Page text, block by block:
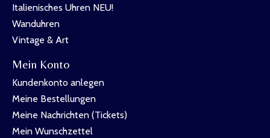
Italienisches Uhren NEU!
Wanduhren
Vintage & Art
Mein Konto
Kundenkonto anlegen
Meine Bestellungen
Meine Nachrichten (Tickets)
Mein Wunschzettel